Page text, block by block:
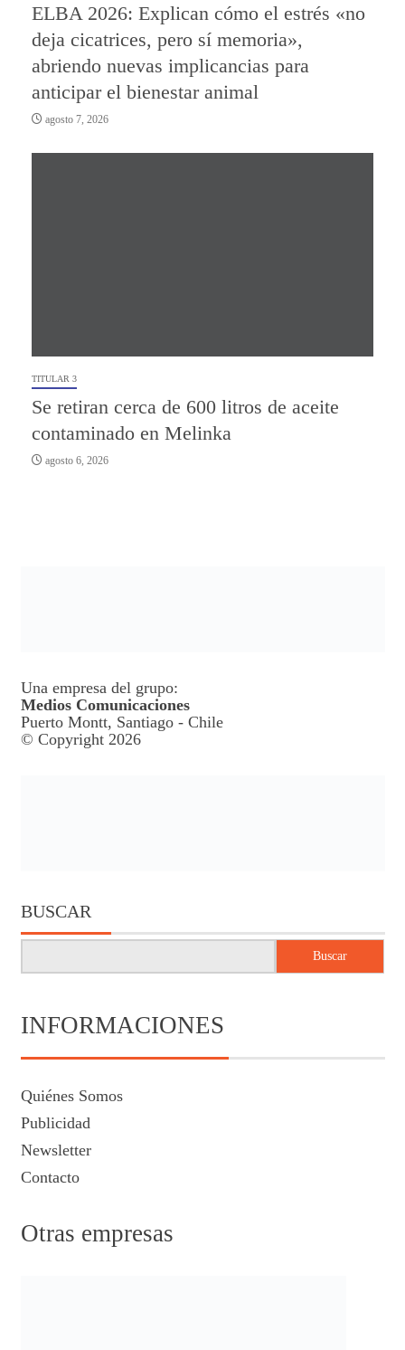
ELBA 2026: Explican cómo el estrés «no
deja cicatrices, pero sí memoria»,
abriendo nuevas implicancias para
anticipar el bienestar animal
agosto 7, 2026
TITULAR 3
Se retiran cerca de 600 litros de aceite
contaminado en Melinka
agosto 6, 2026
Una empresa del grupo:
Medios Comunicaciones
Puerto Montt, Santiago - Chile
© Copyright 2026
BUSCAR
Buscar
INFORMACIONES
Quiénes Somos
Publicidad
Newsletter
Contacto
Otras empresas